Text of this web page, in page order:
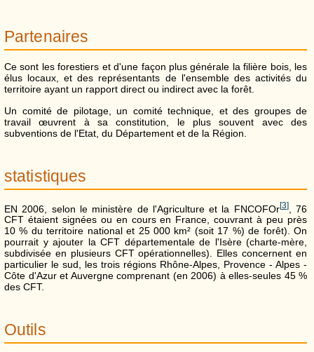
Partenaires
Ce sont les forestiers et d'une façon plus générale la filière bois, les
élus locaux, et des représentants de l'ensemble des activités du
territoire ayant un rapport direct ou indirect avec la forêt.
Un comité de pilotage, un comité technique, et des groupes de
travail œuvrent à sa constitution, le plus souvent avec des
subventions de l'Etat, du Département et de la Région.
statistiques
EN 2006, selon le ministère de l'Agriculture et la FNCOFOr[3], 76
CFT étaient signées ou en cours en France, couvrant à peu près
10 % du territoire national et 25 000 km² (soit 17 %) de forêt). On
pourrait y ajouter la CFT départementale de l'Isère (charte-mère,
subdivisée en plusieurs CFT opérationnelles). Elles concernent en
particulier le sud, les trois régions Rhône-Alpes, Provence - Alpes -
Côte d'Azur et Auvergne comprenant (en 2006) à elles-seules 45 %
des CFT.
Outils